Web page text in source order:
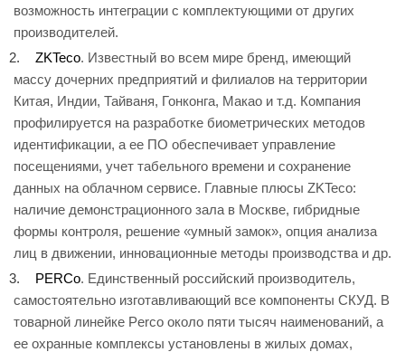
возможность интеграции с комплектующими от других
производителей.
ZKTeco. Известный во всем мире бренд, имеющий
массу дочерних предприятий и филиалов на территории
Китая, Индии, Тайваня, Гонконга, Макао и т.д. Компания
профилируется на разработке биометрических методов
идентификации, а ее ПО обеспечивает управление
посещениями, учет табельного времени и сохранение
данных на облачном сервисе. Главные плюсы ZKTeco:
наличие демонстрационного зала в Москве, гибридные
формы контроля, решение «умный замок», опция анализа
лиц в движении, инновационные методы производства и др.
PERCo. Единственный российский производитель,
самостоятельно изготавливающий все компоненты СКУД. В
товарной линейке Perco около пяти тысяч наименований, а
ее охранные комплексы установлены в жилых домах,